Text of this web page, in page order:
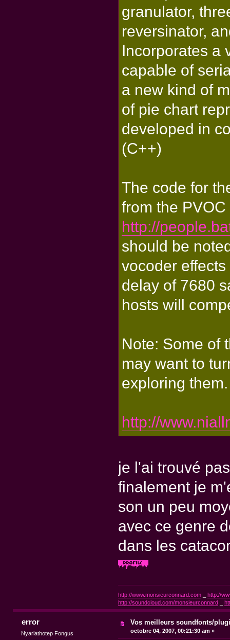
granulator,
reversinator,
Incorporates a
capable of
a new kind of
of pie chart
developed in
(C++)
The code for
from the
http://
should be
vocoder
delay of 7680
hosts will
Note: Some of
may want to
exploring them.
http://
je l'ai trouvé
finalement je
son un peu
avec ce genre
dans les
http://www.monsieurconnard.com_ http://
http://soundcloud.com/monsieurconnard_
error
Nyarlathotep Fongus
Vos meilleurs soundfonts/
octobre 04, 2007, 00:21:30 am »